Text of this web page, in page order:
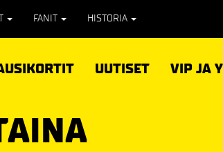
FANIT HISTORIA
UUTISET VIP JA